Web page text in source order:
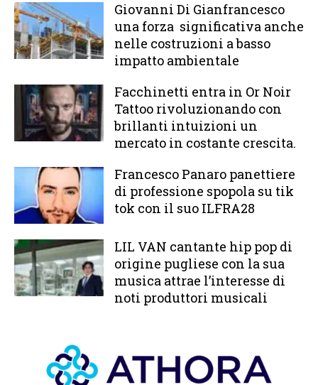
Giovanni Di Gianfrancesco
una forza significativa anche
nelle costruzioni a basso
impatto ambientale
Facchinetti entra in Or Noir
Tattoo rivoluzionando con
brillanti intuizioni un
mercato in costante crescita.
Francesco Panaro panettiere
di professione spopola su tik
tok con il suo ILFRA28
LIL VAN cantante hip pop di
origine pugliese con la sua
musica attrae l’interesse di
noti produttori musicali